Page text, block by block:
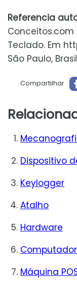
Referencia
Conceitos.com
Teclado. Em
São Paulo,
Compartilhar
Dispositivo
Keylogger
Atalho
Hardware
Computador
Máquina